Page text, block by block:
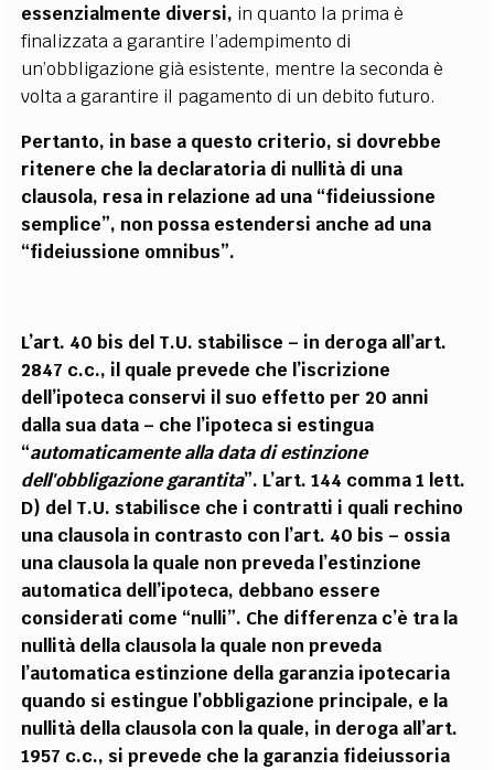
essenzialmente diversi, in quanto la prima è
finalizzata a garantire l’adempimento di
un’obbligazione già esistente, mentre la seconda è
volta a garantire il pagamento di un debito futuro.
Pertanto, in base a questo criterio, si dovrebbe
ritenere che la declaratoria di nullità di una
clausola, resa in relazione ad una “fideiussione
semplice”, non possa estendersi anche ad una
“fideiussione omnibus”.
L’art. 40 bis del T.U. stabilisce – in deroga all’art.
2847 c.c., il quale prevede che l’iscrizione
dell’ipoteca conservi il suo effetto per 20 anni
dalla sua data – che l’ipoteca si estingua
“automaticamente alla data di estinzione
dell'obbligazione garantita”. L’art. 144 comma 1 lett.
D) del T.U. stabilisce che i contratti i quali rechino
una clausola in contrasto con l’art. 40 bis – ossia
una clausola la quale non preveda l’estinzione
automatica dell’ipoteca, debbano essere
considerati come “nulli”. Che differenza c’è tra la
nullità della clausola la quale non preveda
l’automatica estinzione della garanzia ipotecaria
quando si estingue l’obbligazione principale, e la
nullità della clausola con la quale, in deroga all’art.
1957 c.c., si prevede che la garanzia fideiussoria